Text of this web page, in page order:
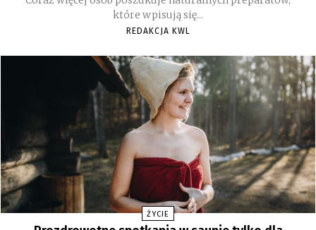
które wpisują się...
REDAKCJA KWL
ŻYCIE